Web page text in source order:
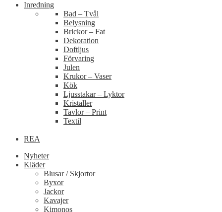
Inredning
Bad – Tvål
Belysning
Brickor – Fat
Dekoration
Doftljus
Förvaring
Julen
Krukor – Vaser
Kök
Ljusstakar – Lyktor
Kristaller
Tavlor – Print
Textil
REA
Nyheter
Kläder
Blusar / Skjortor
Byxor
Jackor
Kavajer
Kimonos